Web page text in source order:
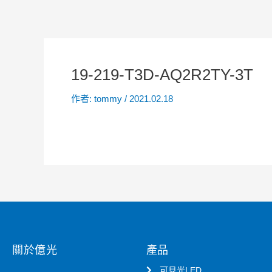
19-219-T3D-AQ2R2TY-3T
作者: tommy / 2021.02.18
關於億光 產品